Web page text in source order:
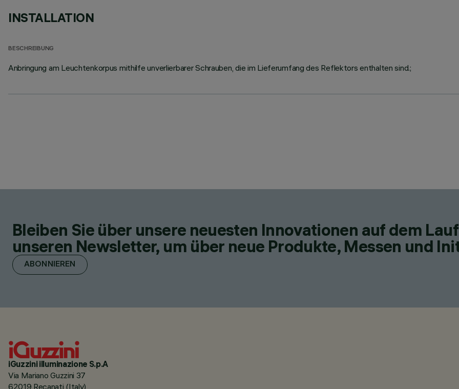
INSTALLATION
BESCHREIBUNG
Anbringung am Leuchtenkorpus mithilfe unverlierbarer Schrauben, die im Lieferumfang des Reflektors enthalten sind.;
Bleiben Sie über unsere neuesten Innovationen auf dem
unseren Newsletter, um über neue Produkte, Messen und
ABONNIEREN
iGuzzini illuminazione S.p.A
Via Mariano Guzzini 37
62019 Recanati (Italy)